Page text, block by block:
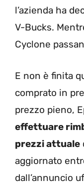
l’azienda ha
V-Bucks.
Cyclone
E non è finita
comprato in
prezzo pieno,
effettuare
prezzi attuale
aggiornato
dall’annuncio